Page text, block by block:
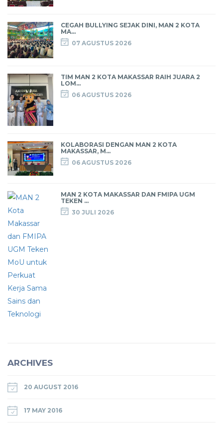
CEGAH BULLYING SEJAK DINI, MAN 2 KOTA
MA...
07 AGUSTUS 2026
TIM MAN 2 KOTA MAKASSAR RAIH JUARA 2
LOM...
06 AGUSTUS 2026
KOLABORASI DENGAN MAN 2 KOTA
MAKASSAR, M...
06 AGUSTUS 2026
MAN 2 KOTA MAKASSAR DAN FMIPA UGM
TEKEN ...
30 JULI 2026
ARCHIVES
20 AUGUST 2016
17 MAY 2016